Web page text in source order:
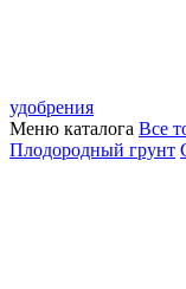
удобрения
Меню каталога Все
Плодородный грунт